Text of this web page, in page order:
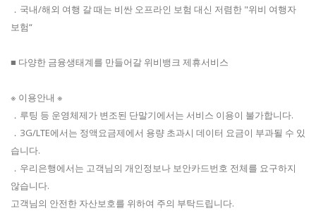
．국내/해외 여행 갈 때는 비싼 오프라인 보험 대신 저렴한 "위비 여행자
보험“
■ 다양한 금융생태계를 만들어갈 위비뱅크 제휴서비스
※ 이용안내 ※
．루팅 등 운영체제가 변조된 단말기에서는 서비스 이용이 불가합니다.
．3G/LTE에서는 정액요금제에서 용량 초과시 데이터 요금이 부과될 수 있
습니다.
．우리은행에서는 고객님의 개인정보나 보안카드번호 전체를 요구하지
않습니다.
고객님의 안전한 자산보호를 위하여 주의 부탁드립니다.